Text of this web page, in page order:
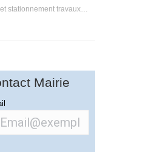
stationnement travaux…
Mairie